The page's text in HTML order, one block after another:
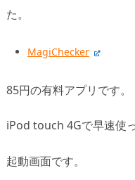
た。
MagiChecker
85円の有料アプリです。
iPod touch 4Gで早速使
起動画面です。